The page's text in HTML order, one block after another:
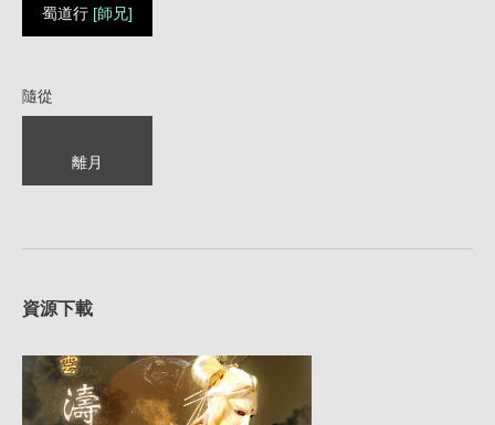
蜀道行 [師兄]
隨從
離月
資源下載